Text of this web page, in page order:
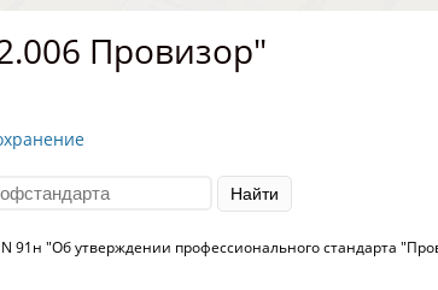
Провизор"
91н "Об утверждении профессионального стандарта